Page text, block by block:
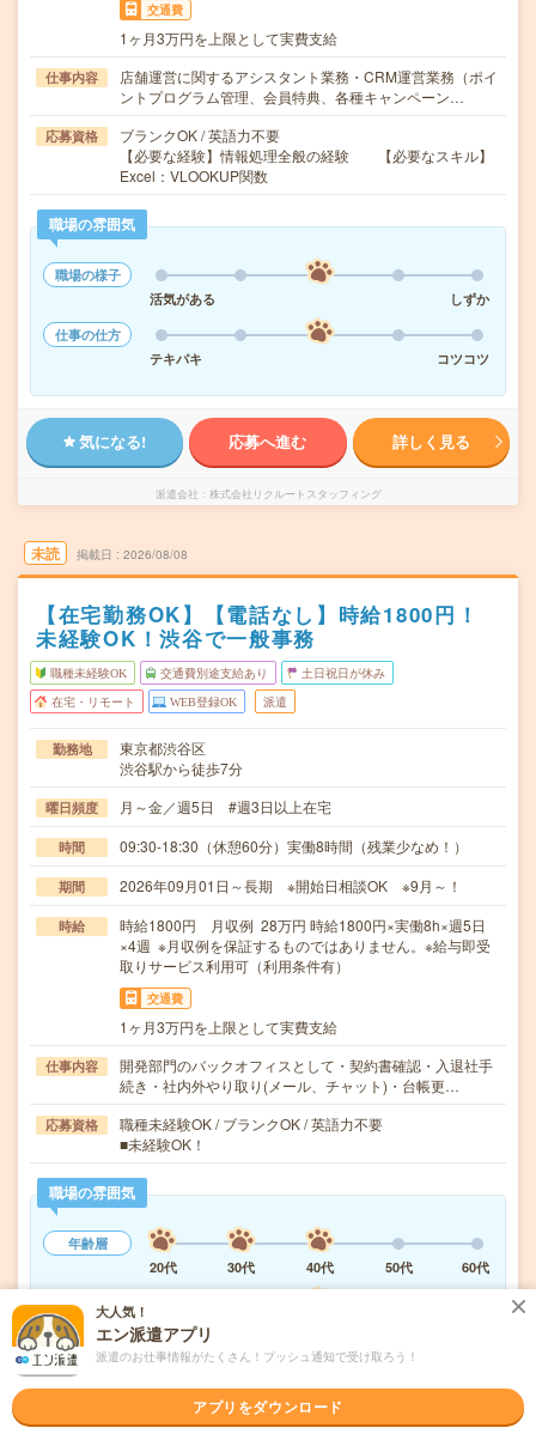
交通費
1ヶ月3万円を上限として実費支給
仕事内容
店舗運営に関するアシスタント業務・CRM運営業務（ポイ
ントプログラム管理、会員特典、各種キャンペーン…
応募資格
ブランクOK / 英語力不要
【必要な経験】情報処理全般の経験 【必要なスキル】
Excel：VLOOKUP関数
職場の雰囲気
職場の様子
活気がある
しずか
仕事の仕方
テキパキ
コツコツ
気になる! 応募へ進む 詳しく見る
派遣会社 株式会社リクルートスタッフィング
未読 掲載日 2026/08/08
【在宅勤務OK】【電話なし】時給1800円！
未経験OK！渋谷で一般事務
職種未経験OK 交通費別途支給あり 土日祝日が休み
在宅・リモート WEB登録OK 派遣
勤務地
東京都渋谷区
渋谷駅から徒歩7分
曜日頻度 月～金／週5日 #週3日以上在宅
時間 09:30-18:30（休憩60分）実働8時間（残業少なめ！）
期間 2026年09月01日～長期 ※開始日相談OK ※9月～！
時給
時給1800円 月収例 28万円 時給1800円×実働8h×週5日
×4週 ※月収例を保証するものではありません。※給与即受
取りサービス利用可（利用条件有）
交通費
1ヶ月3万円を上限として実費支給
仕事内容
開発部門のバックオフィスとして・契約書確認・入退社手
続き・社内外やり取り(メール、チャット)・台帳更…
応募資格
職種未経験OK / ブランクOK / 英語力不要
■未経験OK！
職場の雰囲気
年齢層
20代
30代 40代 50代
60代
職場の様子
活気がある
大人気！
エン派遣アプリ
派遣のお仕事情報がたくさん！プッシュ通知で受け取ろう！
アプリをダウンロード